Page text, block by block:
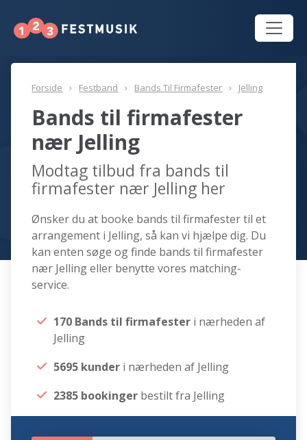
Forside Festband Bands Til Firmafester Jelling
Bands til firmafester
nær Jelling
Modtag tilbud fra bands til
firmafester nær Jelling her
Ønsker du at booke bands til firmafester til et
arrangement i Jelling, så kan vi hjælpe dig. Du
kan enten søge og finde bands til firmafester
nær Jelling eller benytte vores matching-
service.
170 Bands til firmafester i nærheden af
Jelling
5695 kunder i nærheden af Jelling
2385 bookinger bestilt fra Jelling